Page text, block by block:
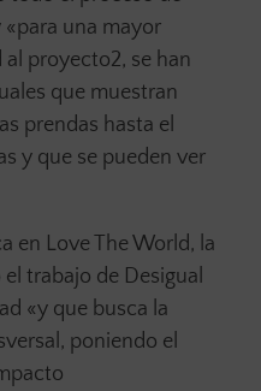
una mayor
proyecto2, se han
que muestran
prendas hasta el
y que se pueden ver
en Love The World, la
trabajo de Desigual
«y que busca la
poniendo el